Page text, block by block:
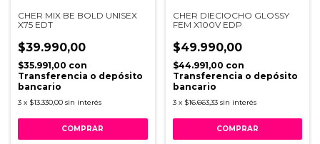
CHER MIX BE BOLD UNISEX
X75 EDT
$39.990,00
$35.991,00 con
Transferencia o depósito
bancario
3 x $13.330,00 sin interés
CHER DIECIOCHO GLOSSY
FEM X100V EDP
$49.990,00
$44.991,00 con
Transferencia o depósito
bancario
3 x $16.663,33 sin interés